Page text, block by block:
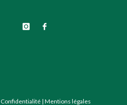
Confidentialité | Mentions légales